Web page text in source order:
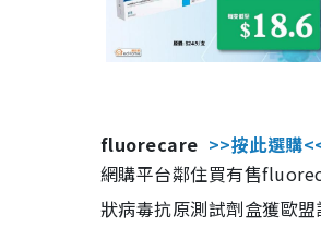
fluorecare >>按此選購
網購平台鄰住買有售
狀病毒抗原測試劑盒獲歐